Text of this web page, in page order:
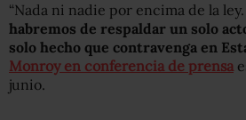
“Nada ni nadie por encima de la
habremos de respaldar un solo
solo hecho que contravenga en
Monroy en conferencia de prensa
junio.